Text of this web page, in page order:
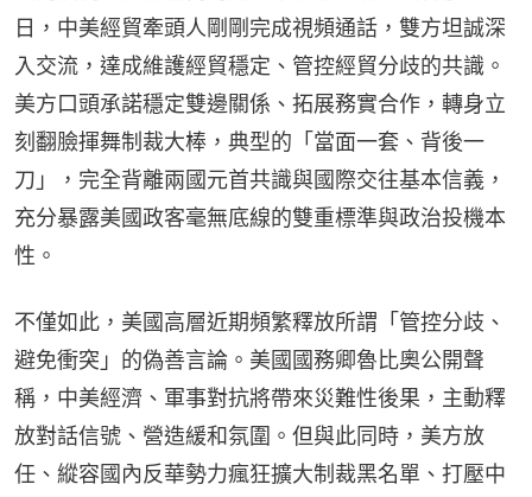
日，中美經貿牽頭人剛剛完成視頻通話，雙方坦誠深
入交流，達成維護經貿穩定、管控經貿分歧的共識。
美方口頭承諾穩定雙邊關係、拓展務實合作，轉身立
刻翻臉揮舞制裁大棒，典型的「當面一套、背後一
刀」，完全背離兩國元首共識與國際交往基本信義，
充分暴露美國政客毫無底線的雙重標準與政治投機本
性。
不僅如此，美國高層近期頻繁釋放所謂「管控分歧、
避免衝突」的偽善言論。美國國務卿魯比奧公開聲
稱，中美經濟、軍事對抗將帶來災難性後果，主動釋
放對話信號、營造緩和氛圍。但與此同時，美方放
任、縱容國內反華勢力瘋狂擴大制裁黑名單、打壓中